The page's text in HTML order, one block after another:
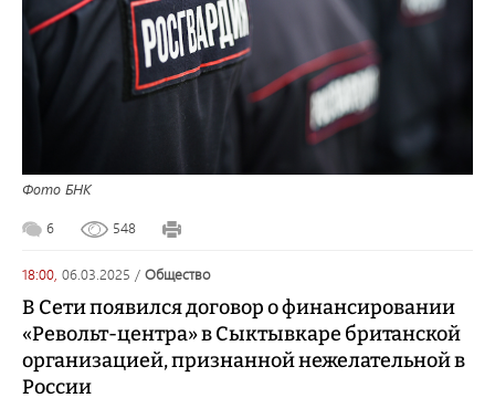
Фото БНК
6 548
18:00, 06.03.2025 / общество
В Сети появился договор о финансировании
«Револьт-центра» в Сыктывкаре британской
организацией, признанной нежелательной в
России